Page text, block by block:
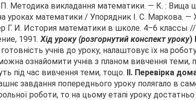
П. Методика викладання математики. — К. : Вища
на уроках математики / Упорядник І. С. Маркова. —
Г. И. История математики в школе. 4–6 классы
1991. Хід уроку (розгорнутий конспект уроку)
учнів до уроку, налаштовує їх на
ознайомити учнів з планом вивчення теми,
під час вивчення теми, тощо. II. Перевірка
завдання попереднього уроку полягало в
роботи, то на цьому етапі уроку